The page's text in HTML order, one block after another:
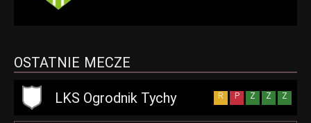
OSTATNIE MECZE
LKS Ogrodnik Tychy R P Z Z Z